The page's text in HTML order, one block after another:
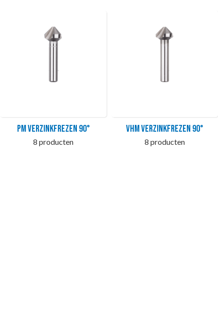
PM Verzinkfrezen 90°
8 producten
VHM Verzinkfrezen 90°
8 producten